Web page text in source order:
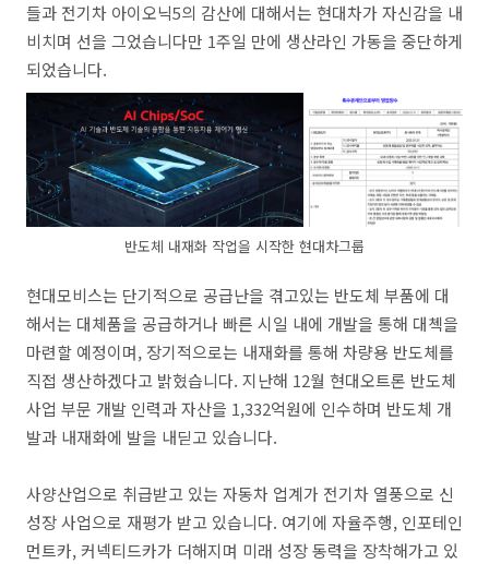
들과 전기차 아이오닉5의 감산에 대해서는 현대차가 자신감을 내
비치며 선을 그었습니다만 1주일 만에 생산라인 가동을 중단하게
되었습니다.
반도체 내재화 작업을 시작한 현대차그룹
현대모비스는 단기적으로 공급난을 겪고있는 반도체 부품에 대
해서는 대체품을 공급하거나 빠른 시일 내에 개발을 통해 대첵을
마련할 예정이며, 장기적으로는 내재화를 통해 차량용 반도체를
직접 생산하겠다고 밝혔습니다. 지난해 12월 현대오트론 반도체
사업 부문 개발 인력과 자산을 1,332억원에 인수하며 반도체 개
발과 내재화에 발을 내딛고 있습니다.
사양산업으로 취급받고 있는 자동차 업계가 전기차 열풍으로 신
성장 사업으로 재평가 받고 있습니다. 여기에 자율주행, 인포테인
먼트카, 커넥티드카가 더해지며 미래 성장 동력을 장착해가고 있